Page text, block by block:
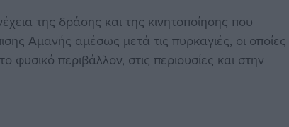
της δράσης και της κινητοποίησης που
Αμανής αμέσως μετά τις πυρκαγιές, οι οποίες
περιβάλλον, στις περιουσίες και στην